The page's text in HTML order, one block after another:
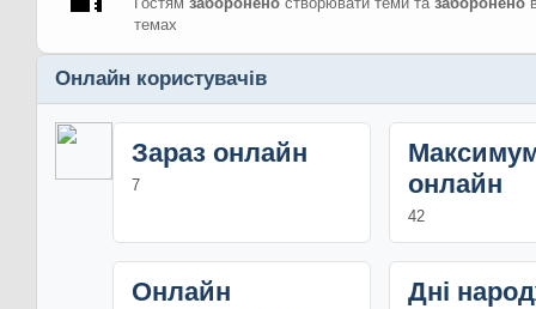
темах
Онлайн користувачів
Зараз онлайн
7
онлайн
42
Онлайн Дні